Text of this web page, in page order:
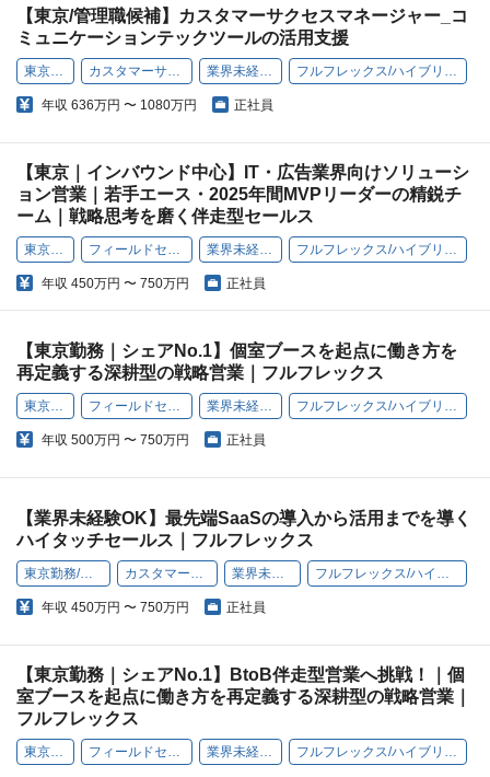
【東京/管理職候補】カスタマーサクセスマネージャー_コ
ミュニケーションテックツールの活用支援
東京勤務 カスタマーサクセス 業界未経験OK フルフレックス/ハイブリッド勤務
年収 636万円 〜 1080万円 正社員
【東京｜インバウンド中心】IT・広告業界向けソリューシ
ョン営業｜若手エース・2025年間MVPリーダーの精鋭チ
ーム｜戦略思考を磨く伴走型セールス
東京勤務 フィールドセールス 業界未経験OK フルフレックス/ハイブリッド勤務
年収 450万円 〜 750万円 正社員
【東京勤務｜シェアNo.1】個室ブースを起点に働き方を
再定義する深耕型の戦略営業｜フルフレックス
東京勤務 フィールドセールス 業界未経験OK フルフレックス/ハイブリッド勤務
年収 500万円 〜 750万円 正社員
【業界未経験OK】最先端SaaSの導入から活用までを導く
ハイタッチセールス｜フルフレックス
東京勤務/大阪勤務 カスタマーサクセス 業界未経験OK フルフレックス/ハイブリッド勤務
年収 450万円 〜 750万円 正社員
【東京勤務｜シェアNo.1】BtoB伴走型営業へ挑戦！｜個
室ブースを起点に働き方を再定義する深耕型の戦略営業｜
フルフレックス
東京勤務 フィールドセールス 業界未経験OK フルフレックス/ハイブリッド勤務